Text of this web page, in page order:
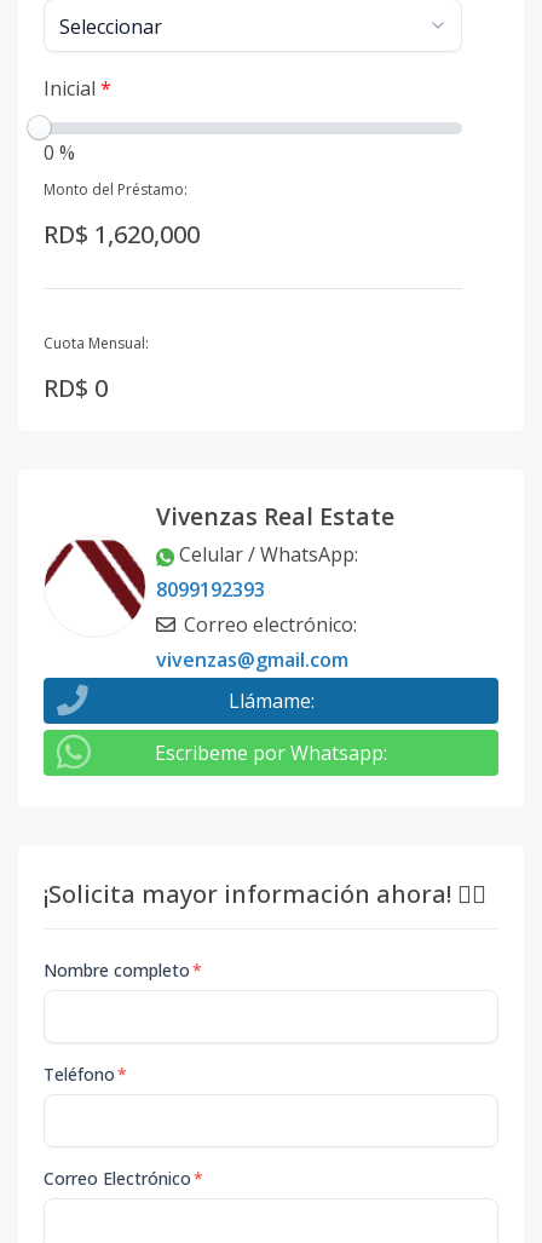
Inicial *
0 %
Monto del Préstamo:
RD$ 1,620,000
Cuota Mensual:
RD$ 0
Vivenzas Real Estate
Celular / WhatsApp:
8099192393
Correo electrónico:
vivenzas@gmail.com
Llámame:
Escribeme por Whatsapp:
¡Solicita mayor información ahora! 👇🏽
Nombre completo*
Teléfono*
Correo Electrónico*